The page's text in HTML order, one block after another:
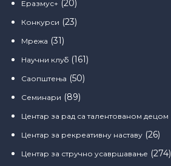
Еразмус+ (20)
Конкурси (23)
Мрежа (31)
Научни клуб (161)
Саопштења (50)
Семинари (89)
Центар за рад са талентованом децом
Центар за рекреативну наставу (26)
Центар за стручно усавршавање (274)